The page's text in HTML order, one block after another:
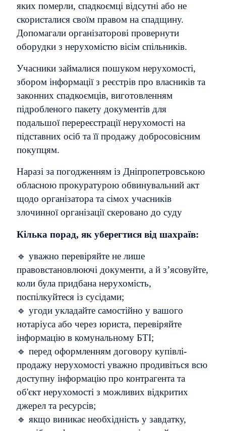
яких померли, спадкоємці відсутні або не
скористалися своїм правом на спадщину.
Допомагали організаторові провернути
оборудки з нерухомістю вісім спільників.
Учасники займалися пошуком нерухомості,
збором інформації з реєстрів про власників та
законних спадкоємців, виготовленням
підробленого пакету документів для
подальшої перереєстрації нерухомості на
підставних осіб та її продажу добросовісним
покупцям.
Наразі за погодженням із Дніпропетровською
обласною прокуратурою обвинувальний акт
щодо організатора та сімох учасників
злочинної організації скеровано до суду
Кілька порад, як уберегтися від шахраїв:
🔹 уважно перевіряйте не лише
правовстановлюючі документи, а й з’ясовуйте,
коли була придбана нерухомість,
поспілкуйтеся із сусідами;
🔹 угоди укладайте самостійно у вашого
нотаріуса або через юриста, перевіряйте
інформацію в комунальному БТІ;
🔹 перед оформленням договору купівлі-
продажу нерухомості уважно продивіться всю
доступну інформацію про контрагента та
об'єкт нерухомості з можливих відкритих
джерел та ресурсів;
🔹 якщо виникає необхідність у завдатку,